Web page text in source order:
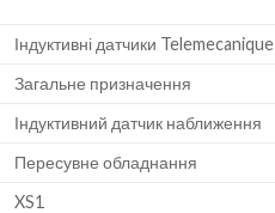
Індуктивні датчики Telemecanique
Загальне призначення
Індуктивний датчик наближення
Пересувне обладнання
XS1